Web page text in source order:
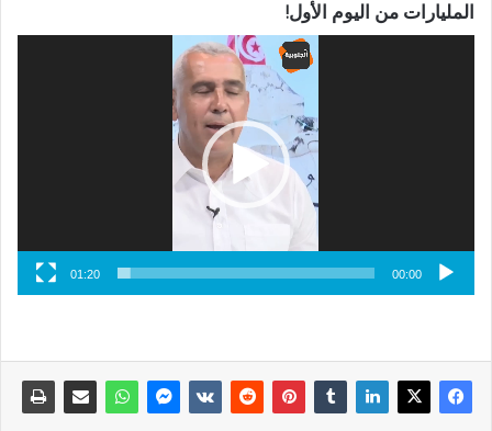
المليارات من اليوم الأول!
00:00
01:20